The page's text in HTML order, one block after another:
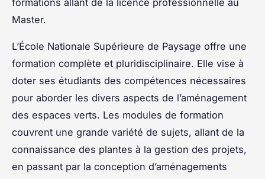
Master.
L’École Nationale Supérieure de Paysage offre une
formation complète et pluridisciplinaire. Elle vise à
doter ses étudiants des compétences nécessaires
pour aborder les divers aspects de l’aménagement
des espaces verts. Les modules de formation
couvrent une grande variété de sujets, allant de la
connaissance des plantes à la gestion des projets,
en passant par la conception d’aménagements